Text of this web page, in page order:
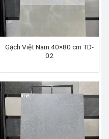
Gạch Việt Nam 40×80 cm TD-
02